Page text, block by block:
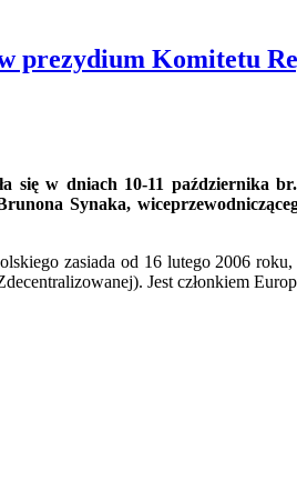
prezydium Komitetu
się w dniach 10-11 października
Synaka,
zasiada od 16 lutego 2006
Jest członkiem